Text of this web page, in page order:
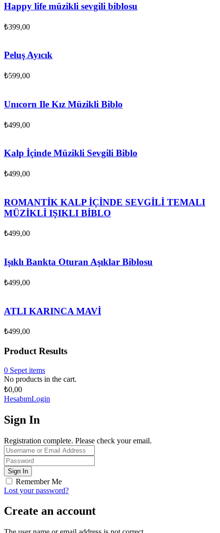
Happy life müzikli sevgili biblosu
₺399,00
Peluş Ayıcık
₺599,00
Unıcorn Ile Kız Müzikli Biblo
₺499,00
Kalp İçinde Müzikli Sevgili Biblo
₺499,00
ROMANTİK KALP İÇİNDE SEVGİLİ TEMALI
MÜZİKLİ IŞIKLI BİBLO
₺499,00
Işıklı Bankta Oturan Aşıklar Biblosu
₺499,00
ATLI KARINCA MAVİ
₺499,00
Product Results
0 Sepet items
No products in the cart.
₺0,00
HesabımLogin
Sign In
Registration complete. Please check your email.
Remember Me
Lost your password?
Create an account